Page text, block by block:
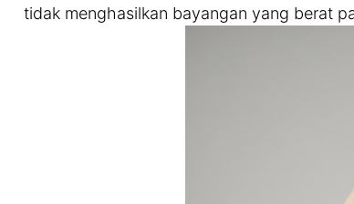
tidak menghasilkan bayangan yang berat